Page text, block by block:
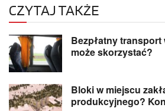
CZYTAJ TAKŻE
Bezpłatny transport
może skorzystać?
Bloki w miejscu
produkcyjnego?